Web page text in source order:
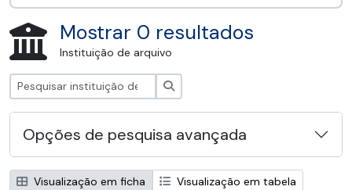
Mostrar 0 resultados
Instituição de arquivo
Opções de pesquisa avançada
Visualização em ficha
Visualização em tabela